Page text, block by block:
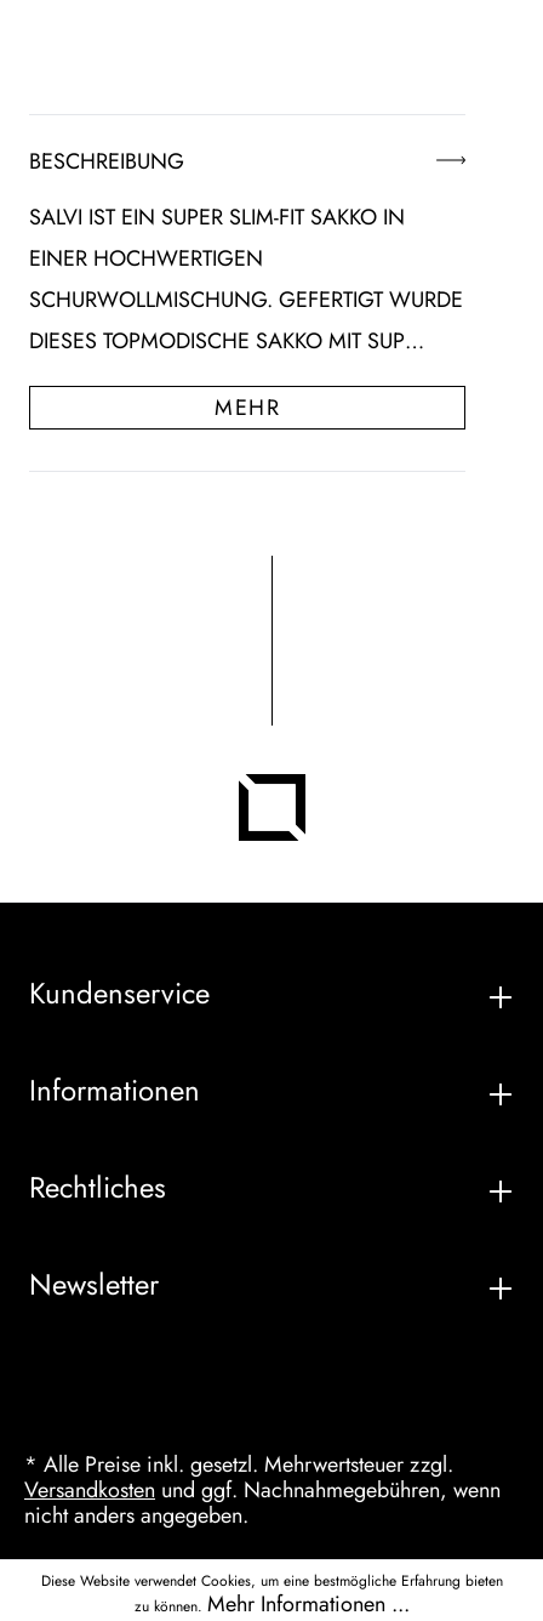
BESCHREIBUNG
SALVI IST EIN SUPER SLIM-FIT SAKKO IN
EINER HOCHWERTIGEN
SCHURWOLLMISCHUNG. GEFERTIGT WURDE
DIESES TOPMODISCHE SAKKO MIT SUP…
MEHR
Kundenservice
Informationen
Rechtliches
Newsletter
* Alle Preise inkl. gesetzl. Mehrwertsteuer zzgl.
Versandkosten und ggf. Nachnahmegebühren, wenn
nicht anders angegeben.
Diese Website verwendet Cookies, um eine bestmögliche Erfahrung bieten
zu können. Mehr Informationen ...